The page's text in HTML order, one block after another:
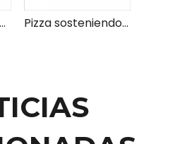
Alimentos eléctricos que sostienen la carne de carne Pizza sosteniendo el gabinete carne calentador